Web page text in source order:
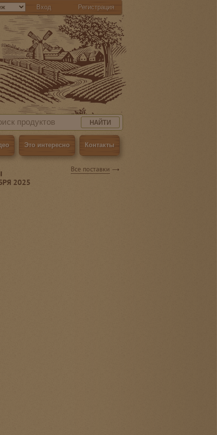
Это интересно Контакты
Вход Регистрация
НАЙТИ
2025
Все поставки